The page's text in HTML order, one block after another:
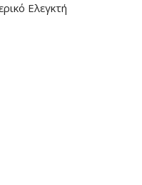
Ελεγκτή